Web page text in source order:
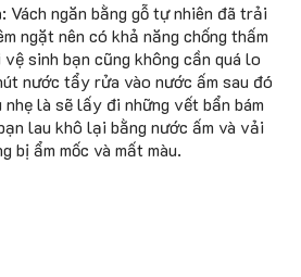
: Vách ngăn bằng gỗ tự nhiên đã trải
ngặt nên có khả năng chống thấm
sinh bạn cũng không cần quá lo
nước tẩy rửa vào nước ấm sau đó
nhẹ là sẽ lấy đi những vết bẩn bám
lau khô lại bằng nước ấm và vải
bị ẩm mốc và mất màu.